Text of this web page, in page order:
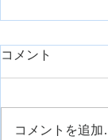
コメント
コメントを追